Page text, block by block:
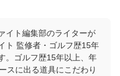
イト編集部のライターが
ト 監修者・ゴルフ歴15年
。ゴルフ歴15年以上、年
スに出る道具にこだわり